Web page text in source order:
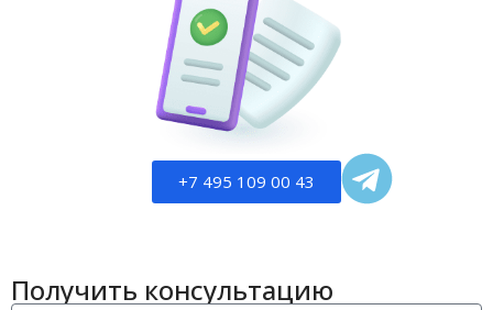
+7 495 109 00 43
Получить консультацию